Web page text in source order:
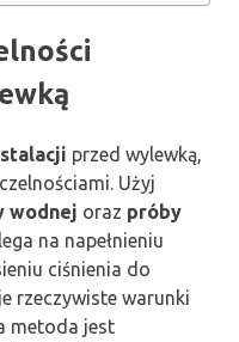
przed wylewką,
Użyj
wodnej oraz próby
na napełnieniu
ciśnienia do
rzeczywiste warunki
metoda jest